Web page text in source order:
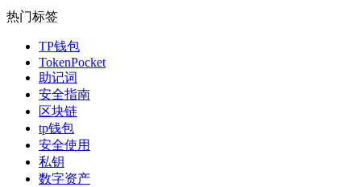
热门标签
TP钱包
TokenPocket
助记词
安全指南
区块链
tp钱包
安全使用
私钥
数字资产